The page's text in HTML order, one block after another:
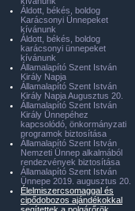
Áldott, békés, boldog
Karácsonyi Ünnepeket
kívánunk
Áldott, békés, boldog
karácsonyi ünnepeket
kívánunk
Államalapító Szent István
Király Napja
Államalapító Szent István
Király Napja Augusztus 20.
Államalapító Szent István
Király Ünnepéhez
kapcsolódó, önkormányzati
programok biztosítása
Államalapító Szent István
Nemzeti Ünnep alkalmából
rendezvények biztosítása
Államalapító Szent István
Ünnepe 2019. augusztus 20.
Élelmiszercsomaggal és
cipődobozos ajándékokkal